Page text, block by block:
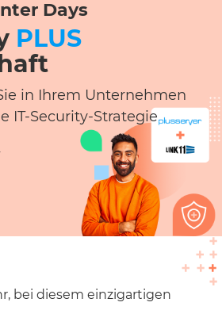
Days
PLUS
in Ihrem Unternehmen
IT-Security-Strategie
bei diesem einzigartigen